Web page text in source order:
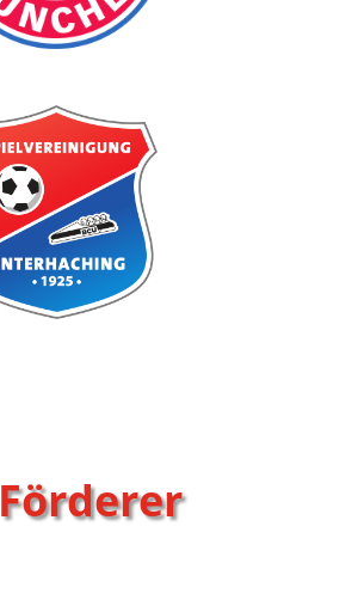
Förderer